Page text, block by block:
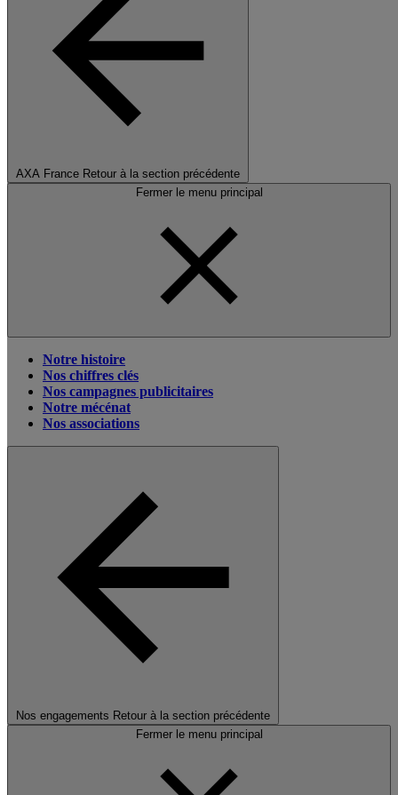
AXA France Retour à la section précédente
Fermer le menu principal
Notre histoire
Nos chiffres clés
Nos campagnes publicitaires
Notre mécénat
Nos associations
Nos engagements Retour à la section précédente
Fermer le menu principal